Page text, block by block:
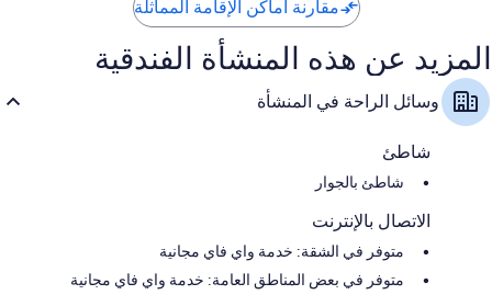
مقارنة أماكن الإقامة المماثلة
المزيد عن هذه المنشأة الفندقية
وسائل الراحة في المنشأة
شاطئ
شاطئ بالجوار
الاتصال بالإنترنت
متوفر في الشقة: خدمة واي فاي مجانية
متوفر في بعض المناطق العامة: خدمة واي فاي مجانية